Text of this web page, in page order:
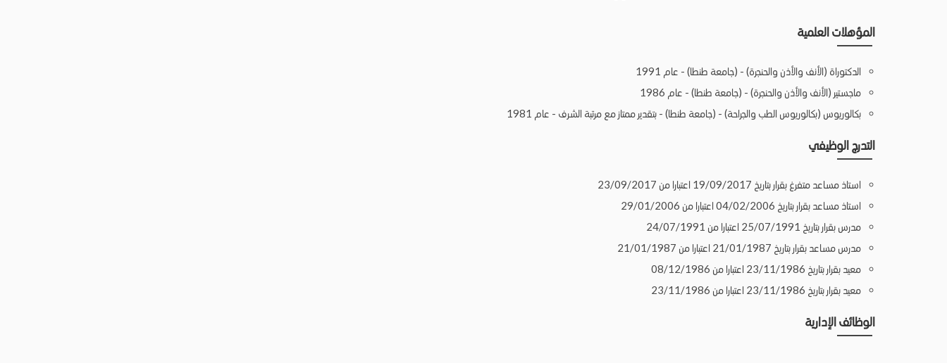
المؤهلات العلمية
الدكتوراة (الأنف والأذن والحنجرة) - (جامعة طنطا) - عام 1991
ماجستير (الأنف والأذن والحنجرة) - (جامعة طنطا) - عام 1986
بكالوريوس (بكالوريوس الطب والجراحة) - (جامعة طنطا) - بتقدير ممتاز مع مرتبة الشرف - عام 1981
التدرج الوظيفي
استاذ مساعد متفرغ بقرار بتاريخ 19/09/2017 اعتبارا من 23/09/2017
استاذ مساعد بقرار بتاريخ 04/02/2006 اعتبارا من 29/01/2006
مدرس بقرار بتاريخ 25/07/1991 اعتبارا من 24/07/1991
مدرس مساعد بقرار بتاريخ 21/01/1987 اعتبارا من 21/01/1987
معيد بقرار بتاريخ 23/11/1986 اعتبارا من 08/12/1986
معيد بقرار بتاريخ 23/11/1986 اعتبارا من 23/11/1986
الوظائف الإدارية